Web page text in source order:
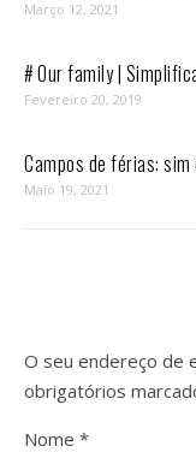
Março 12, 2021
# Our family |
Fevereiro 20, 2019
Campos de férias: sim
Maio 19, 2021
O seu endereço de
obrigatórios
Nome *